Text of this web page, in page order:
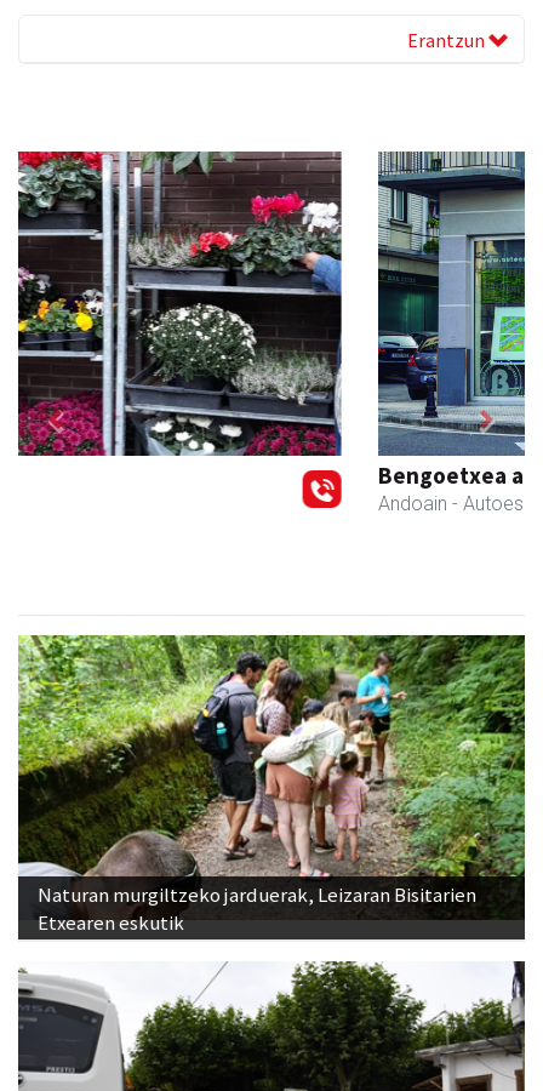
Erantzun
Previous Next
Naturan murgiltzeko jarduerak, Leizaran Bisitarien
Etxearen eskutik